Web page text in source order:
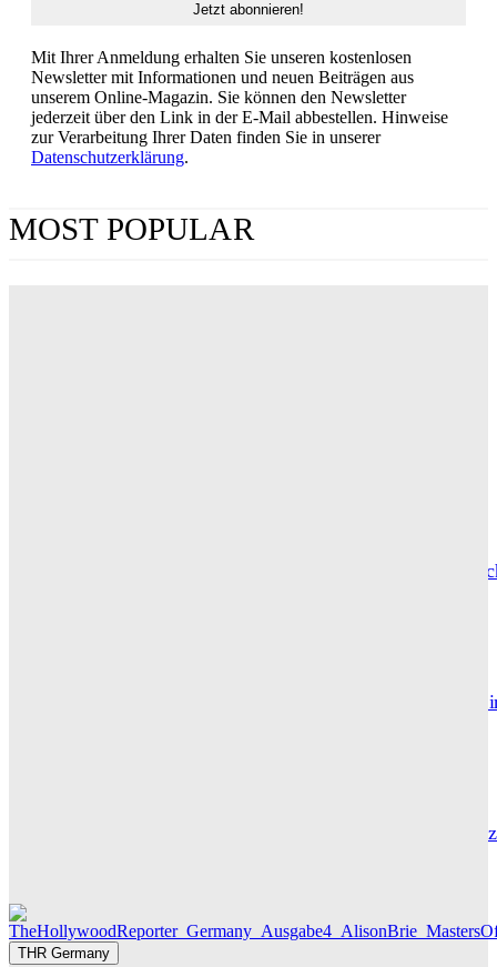
Mit Ihrer Anmeldung erhalten Sie unseren kostenlosen
Newsletter mit Informationen und neuen Beiträgen aus
unserem Online-Magazin. Sie können den Newsletter
jederzeit über den Link in der E-Mail abbestellen. Hinweise
zur Verarbeitung Ihrer Daten finden Sie in unserer
Datenschutzerklärung.
MOST POPULAR
Hotel de Rome – Berlins elegante Adresse zwischen
Maxton Hall: Erste Bilder aus Staffel 3 – der Serienhit geht
Die Geschichte hinter „Olivia Jones“ – Vom Provinzjungen
THR Germany